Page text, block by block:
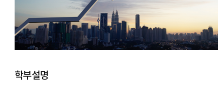
학부설명